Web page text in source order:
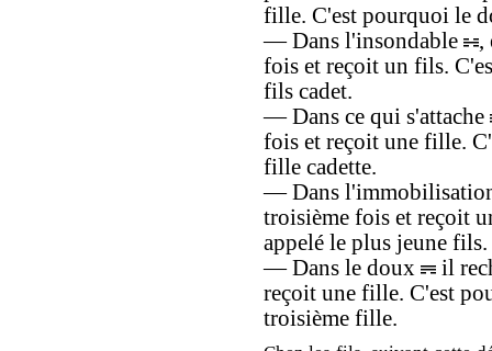
fille. C'est pourquoi le
— Dans l'insondable
,
fois et reçoit un fils.
fils cadet.
— Dans ce qui s'attache
fois et reçoit une fille.
fille cadette.
— Dans
troisième fois et reçoit
appelé le plus jeune fils.
— Dans le doux
il
reçoit une fille. C'est
troisième fille.